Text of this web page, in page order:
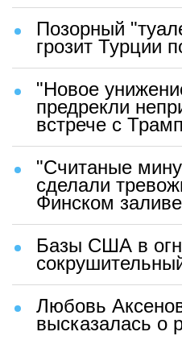
Позорный
грозит Турции
"Новое
предрекли
встрече с
"Считаные
сделали
Финском заливе
Базы США в
Любовь
высказалась о